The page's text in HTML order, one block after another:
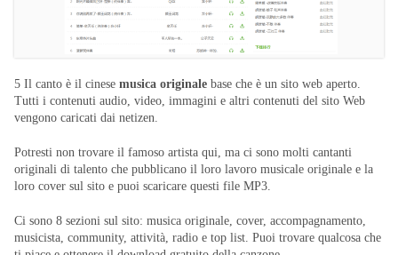
5 Il canto è il cinese musica originale base che è un sito web aperto.
Tutti i contenuti audio, video, immagini e altri contenuti del sito Web
vengono caricati dai netizen.
Potresti non trovare il famoso artista qui, ma ci sono molti cantanti
originali di talento che pubblicano il loro lavoro musicale originale e la
loro cover sul sito e puoi scaricare questi file MP3.
Ci sono 8 sezioni sul sito: musica originale, cover, accompagnamento,
musicista, community, attività, radio e top list. Puoi trovare qualcosa che